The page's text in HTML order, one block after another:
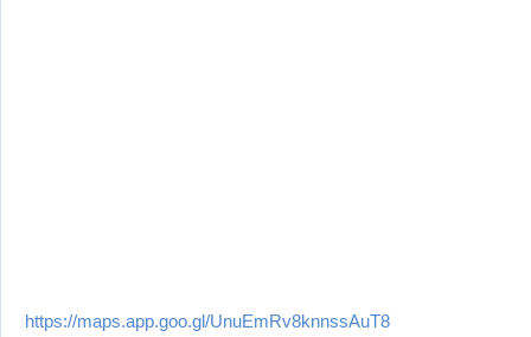
https://maps.app.goo.gl/UnuEmRv8knnssAuT8